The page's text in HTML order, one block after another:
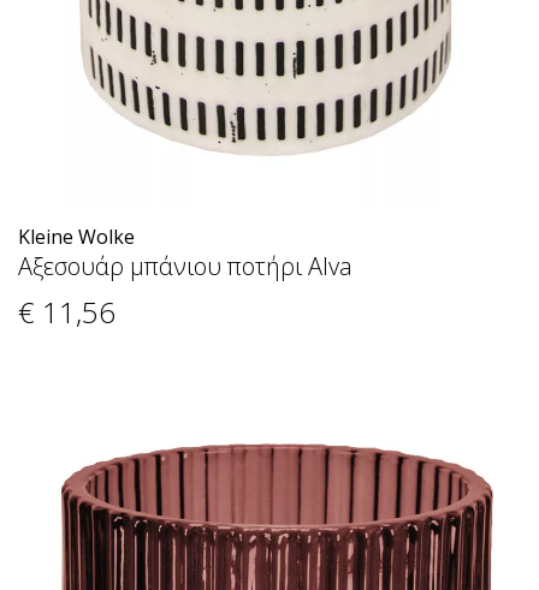
Kleine Wolke
Αξεσουάρ μπάνιου ποτήρι Alva
€ 11 ,56